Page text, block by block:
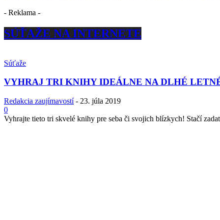
- Reklama -
SÚŤAŽE NA INTERNETE
Súťaže
VYHRAJ TRI KNIHY IDEÁLNE NA DLHÉ
Redakcia zaujímavostí - 23. júla 2019
0
Vyhrajte tieto tri skvelé knihy pre seba či svojich blízkych! Stačí